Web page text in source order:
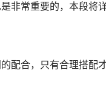
非常重要的，本段将
配合，只有合理搭配